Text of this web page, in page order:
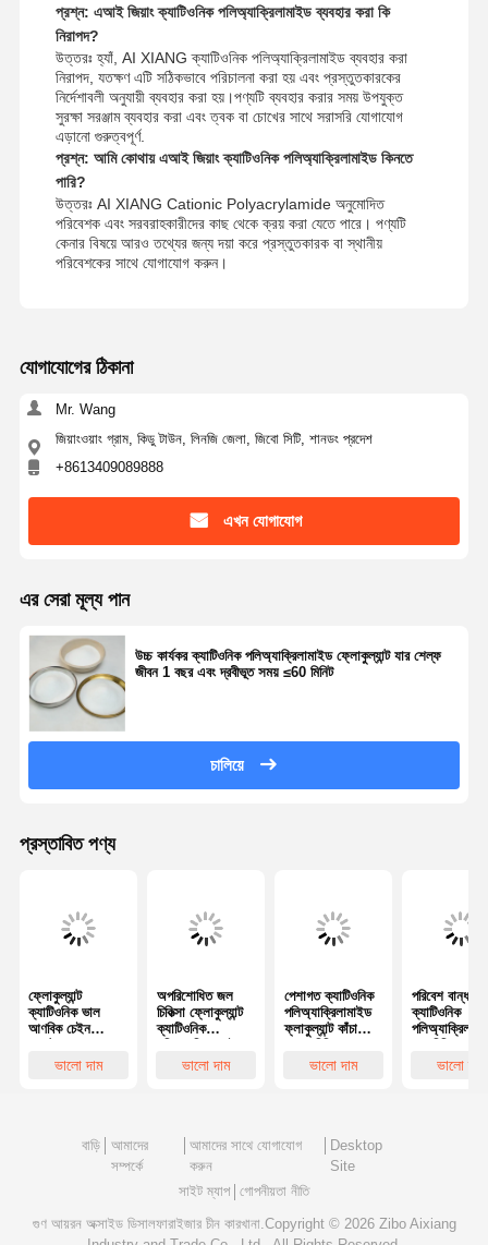
প্রশ্ন: এআই জিয়াং ক্যাটিওনিক পলিঅ্যাক্রিলামাইড ব্যবহার করা কি
নিরাপদ?
উত্তরঃ হ্যাঁ, AI XIANG ক্যাটিওনিক পলিঅ্যাক্রিলামাইড ব্যবহার করা
নিরাপদ, যতক্ষণ এটি সঠিকভাবে পরিচালনা করা হয় এবং প্রস্তুতকারকের
নির্দেশাবলী অনুযায়ী ব্যবহার করা হয়।পণ্যটি ব্যবহার করার সময় উপযুক্ত
সুরক্ষা সরঞ্জাম ব্যবহার করা এবং ত্বক বা চোখের সাথে সরাসরি যোগাযোগ
এড়ানো গুরুত্বপূর্ণ.
প্রশ্ন: আমি কোথায় এআই জিয়াং ক্যাটিওনিক পলিঅ্যাক্রিলামাইড কিনতে
পারি?
উত্তরঃ AI XIANG Cationic Polyacrylamide অনুমোদিত
পরিবেশক এবং সরবরাহকারীদের কাছ থেকে ক্রয় করা যেতে পারে। পণ্যটি
কেনার বিষয়ে আরও তথ্যের জন্য দয়া করে প্রস্তুতকারক বা স্থানীয়
পরিবেশকের সাথে যোগাযোগ করুন।
যোগাযোগের ঠিকানা
Mr. Wang
জিয়াংওয়াং গ্রাম, কিডু টাউন, লিনজি জেলা, জিবো সিটি, শানডং প্রদেশ
+8613409089888
এখন যোগাযোগ
এর সেরা মূল্য পান
উচ্চ কার্যকর ক্যাটিওনিক পলিঅ্যাক্রিলামাইড ফ্লোকুল্যান্ট যার শেল্ফ
জীবন 1 বছর এবং দ্রবীভূত সময় ≤60 মিনিট
চালিয়ে
প্রস্তাবিত পণ্য
ফ্লোকুল্যান্ট
ক্যাটিওনিক ভাল
আণবিক চেইন
পারফরম্যান্স এবং
ভালো দাম
অপরিশোধিত জল
চিকিত্সা ফ্লোকুল্যান্ট
ক্যাটিওনিক
আইওনিটি সহ
ভালো দাম
পেশাগত ক্যাটিওনিক
পলিঅ্যাক্রিলামাইড
ফ্লাকুল্যান্ট কাঁচা
দ্রবীভূত সময় ≤60
ভালো দাম
পরিবেশ বান্ধব
ক্যাটিওনিক
স্ল্যাডভালো দাম
বাড়ি
আমাদের
সম্পর্কে
আমাদের সাথে যোগাযোগ
করুন
Desktop
Site
সাইট ম্যাপ
গোপনীয়তা নীতি
গুণ আয়রন অক্সাইড ডিসালফারাইজারচীন কারখানা.Copyright © 2026 Zibo Aixiang